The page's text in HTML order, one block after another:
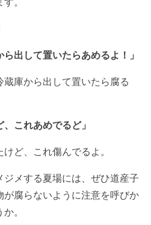
出して置いたらあめるよ！」
庫から出して置いたら腐る
これあめでるど」
ど、これ傷んでるよ。
メする夏場には、ぜひ道産子
腐らないように注意を呼びか
。